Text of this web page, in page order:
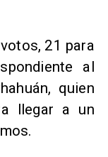
21 para
al
quien
llegar a un